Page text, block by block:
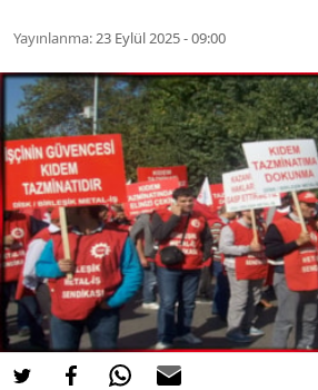
Yayınlanma:23 Eylül 2025 - 09:00